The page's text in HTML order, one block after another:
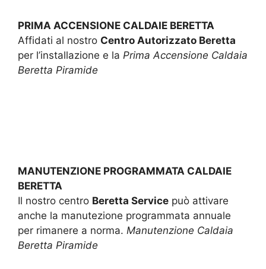
PRIMA ACCENSIONE CALDAIE BERETTA
Affidati al nostro Centro Autorizzato Beretta
per l’installazione e la Prima Accensione Caldaia
Beretta Piramide
MANUTENZIONE PROGRAMMATA CALDAIE
BERETTA
Il nostro centro Beretta Service può attivare
anche la manutezione programmata annuale
per rimanere a norma. Manutenzione Caldaia
Beretta Piramide